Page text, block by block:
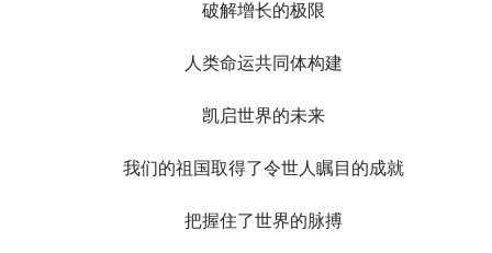
破解增长的极限
人类命运共同体构建
凯启世界的未来
我们的祖国取得了令世人瞩目的成就
把握住了世界的脉搏